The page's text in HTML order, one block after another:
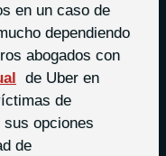
en un caso de
dependiendo
abogados con
de Uber en
de
opciones
de